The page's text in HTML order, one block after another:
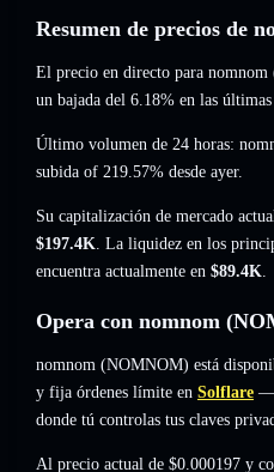
Resumen de precios de
El precio en directo para
un bajada del 6.18% en las
Último volumen de 24 horas:
subida of 219.57% desde ayer.
Su capitalización de mercado
$197.4K. La liquidez en los
encuentra actualmente en $89.4K.
Opera con nomnom
nomnom (NOMNOM) está
y fija órdenes límite en Solflare —
donde tú controlas tus claves
Al precio actual de $0.000197 y